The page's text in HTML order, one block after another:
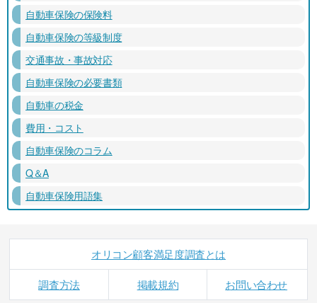
自動車保険の保険料
自動車保険の等級制度
交通事故・事故対応
自動車保険の必要書類
自動車の税金
費用・コスト
自動車保険のコラム
Q＆A
自動車保険用語集
オリコン顧客満足度調査とは
調査方法 掲載規約 お問い合わせ